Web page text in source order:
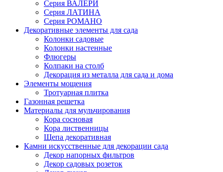
Серия ВАЛЕРИ
Серия ЛАТИНА
Серия РОМАНО
Декоративные элементы для сада
Колонки садовые
Колонки настенные
Флюгеры
Колпаки на столб
Декорация из металла для сада и дома
Элементы мощения
Тротуарная плитка
Газонная решетка
Материалы для мульчирования
Кора сосновая
Кора лиственницы
Щепа декоративная
Камни искусственные для декорации сада
Декор напорных фильтров
Декор садовых розеток